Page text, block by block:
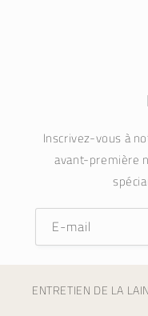
Inscrivez-vous à
avant-première
E-mail
ENTRETIEN DE LA